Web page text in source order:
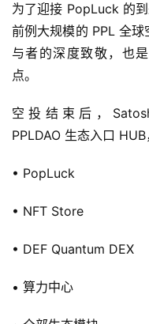
为了迎接 PopLuck 的
前例大规模的 PPL 全球
与者的深度致敬，也
点。
空投结束后，
PPLDAO 生态入口 HUB
• PopLuck
• NFT Store
• DEF Quantum DEX
• 算力中心